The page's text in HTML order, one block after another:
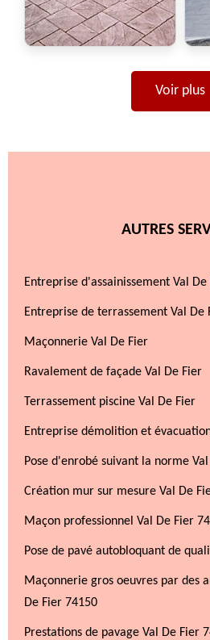
Voir plus
AUTRES
Entreprise d'assainissement Val De
Entreprise de terrassement Val De
Maçonnerie Val De Fier
Ravalement de façade Val De Fier
Terrassement piscine Val De Fier
Entreprise démolition et
Pose d'enrobé suivant la norme
Création mur sur mesure Val De
Maçon professionnel Val De Fier
Pose de pavé autobloquant de
Maçonnerie gros oeuvres par des
De Fier 74150
Prestations de pavage Val De Fier